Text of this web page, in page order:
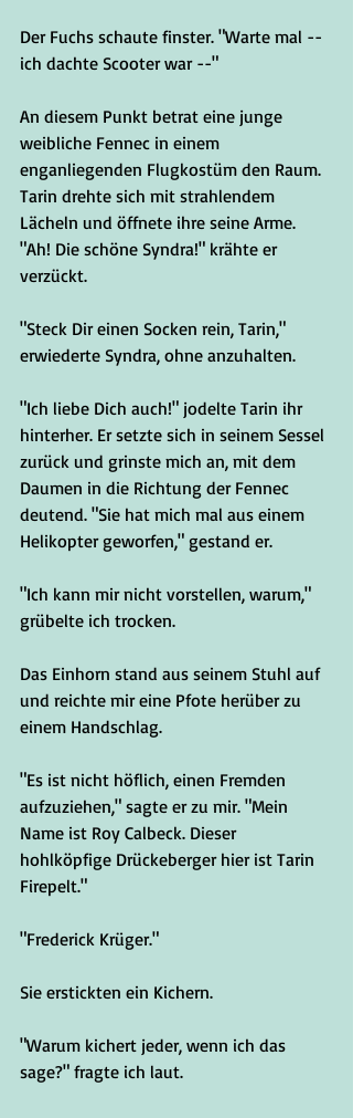
Der Fuchs schaute finster. "Warte mal --
ich dachte Scooter war --"
An diesem Punkt betrat eine junge
weibliche Fennec in einem
enganliegenden Flugkostüm den Raum.
Tarin drehte sich mit strahlendem
Lächeln und öffnete ihre seine Arme.
"Ah! Die schöne Syndra!" krähte er
verzückt.
"Steck Dir einen Socken rein, Tarin,"
erwiederte Syndra, ohne anzuhalten.
"Ich liebe Dich auch!" jodelte Tarin ihr
hinterher. Er setzte sich in seinem Sessel
zurück und grinste mich an, mit dem
Daumen in die Richtung der Fennec
deutend. "Sie hat mich mal aus einem
Helikopter geworfen," gestand er.
"Ich kann mir nicht vorstellen, warum,"
grübelte ich trocken.
Das Einhorn stand aus seinem Stuhl auf
und reichte mir eine Pfote herüber zu
einem Handschlag.
"Es ist nicht höflich, einen Fremden
aufzuziehen," sagte er zu mir. "Mein
Name ist Roy Calbeck. Dieser
hohlköpfige Drückeberger hier ist Tarin
Firepelt."
"Frederick Krüger."
Sie erstickten ein Kichern.
"Warum kichert jeder, wenn ich das
sage?" fragte ich laut.